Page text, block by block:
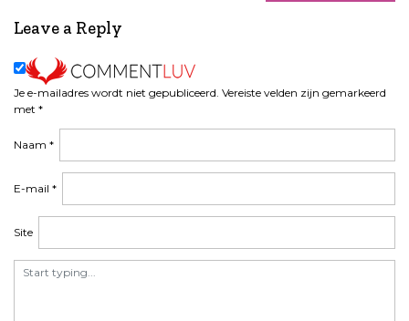
Leave a Reply
Je e-mailadres wordt niet gepubliceerd. Vereiste velden zijn gemarkeerd
met *
Naam *
E-mail *
Site